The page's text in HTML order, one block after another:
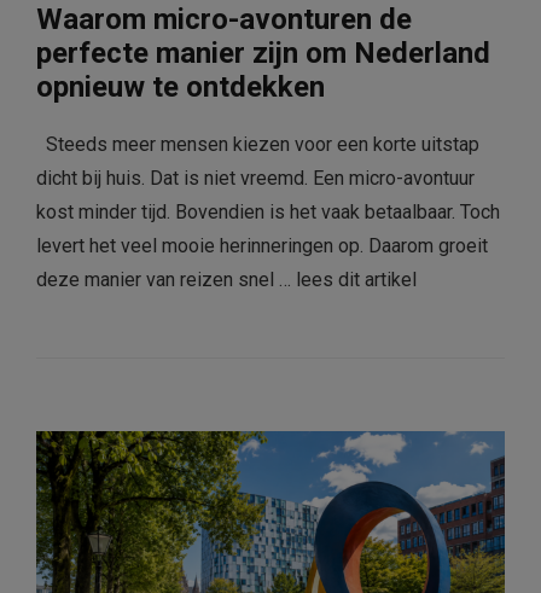
Waarom micro-avonturen de
perfecte manier zijn om Nederland
opnieuw te ontdekken
Steeds meer mensen kiezen voor een korte uitstap
dicht bij huis. Dat is niet vreemd. Een micro-avontuur
kost minder tijd. Bovendien is het vaak betaalbaar. Toch
levert het veel mooie herinneringen op. Daarom groeit
deze manier van reizen snel … lees dit artikel